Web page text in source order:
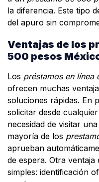
la diferencia. Este tipo
del apuro sin
Ventajas de los
500 pesos
Los préstamos en línea
ofrecen muchas
soluciones rápidas. En
solicitar desde
necesidad de visitar
mayoría de los
aprueban
de espera. Otra
simples: identificación